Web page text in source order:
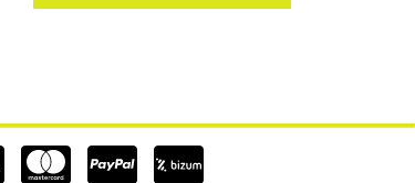
Cc-Cc-